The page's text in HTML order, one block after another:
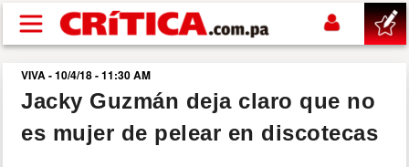
Pasar al contenido principal
buscar
SUCESOS
VIVA - 10/4/18 - 11:30 AM
Jacky Guzmán deja claro que no
es mujer de pelear en discotecas